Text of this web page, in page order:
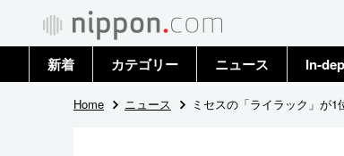
新着 カテゴリー
政治・外交
ニュース
トップ
In-
Home ニュース ミセスの「ライラック」が